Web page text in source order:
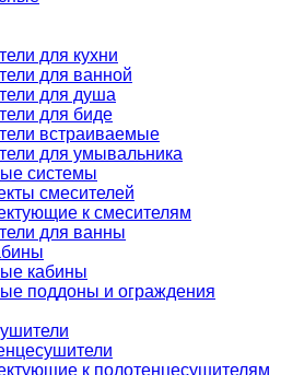
для кухни
для ванной
для душа
для биде
встраиваемые
для умывальника
системы
смесителей
к смесителям
для ванны
кабины
поддоны и ограждения
к полотенцесушителям